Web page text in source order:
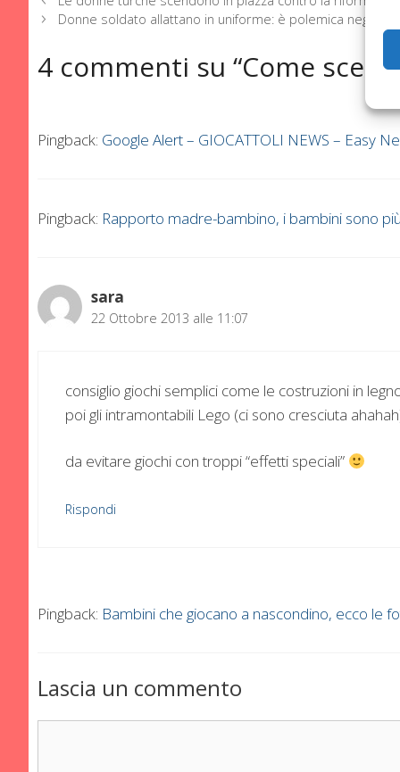
Donne soldato allattano in uniforme: è polemica negli USA
4 commenti su “Come
Pingback: Google Alert – GIOCATTOLI NEWS – Easy
Pingback: Rapporto madre-bambino, i bambini sono
sara
22 Ottobre 2013 alle 11:07
consiglio giochi semplici come le costruzioni in
poi gli intramontabili Lego (ci sono cresciuta
da evitare giochi con troppi “effetti speciali”
Rispondi
Pingback: Bambini che giocano a nascondino, ecco le
Lascia un commento